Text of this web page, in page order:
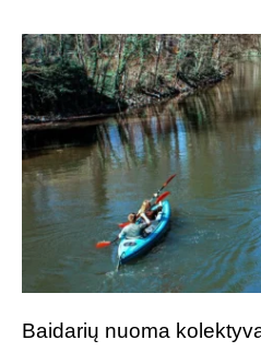
Baidarių nuoma